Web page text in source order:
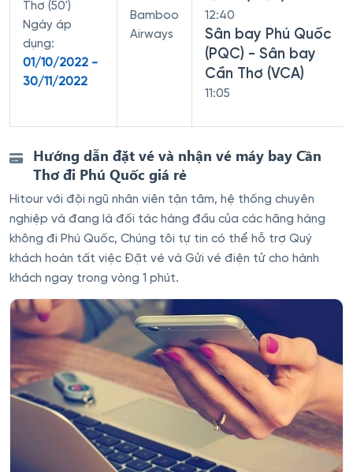
Thơ (50')
Ngày áp
dụng:
01/10/2022 -
30/11/2022
Bamboo
Airways
12:40
Sân bay Phú Quốc
(PQC) - Sân bay
Cần Thơ (VCA)
11:05
Hướng dẫn đặt vé và nhận vé máy bay Cần
Thơ đi Phú Quốc giá rẻ
Hitour với đội ngũ nhân viên tận tâm, hệ thống chuyên
nghiệp và đang là đối tác hàng đầu của các hãng hàng
không đi Phú Quốc, Chúng tôi tự tin có thể hỗ trợ Quý
khách hoàn tất việc Đặt vé và Gửi vé điện tử cho hành
khách ngay trong vòng 1 phút.